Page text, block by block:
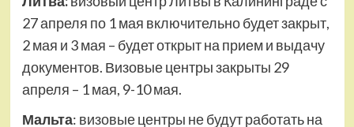
27 апреля по 1 мая включительно будет закрыт,
2 мая и 3 мая – будет открыт на прием и выдачу
документов. Визовые центры закрыты 29
апреля – 1 мая, 9-10 мая.
Мальта: визовые центры не будут работать на